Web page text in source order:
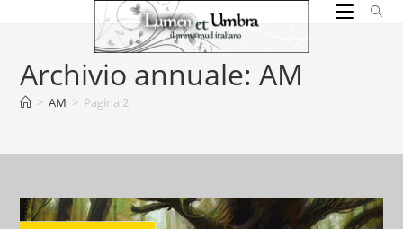
Archivio annuale: AM
> AM > Pagina 2